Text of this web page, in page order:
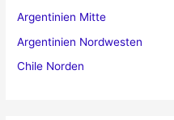
Argentinien Mitte
Argentinien Nordwesten
Chile Norden